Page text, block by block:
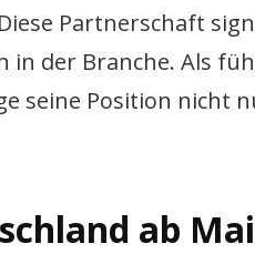
Partnerschaft
der Branche. Als
seine Position nicht
ab